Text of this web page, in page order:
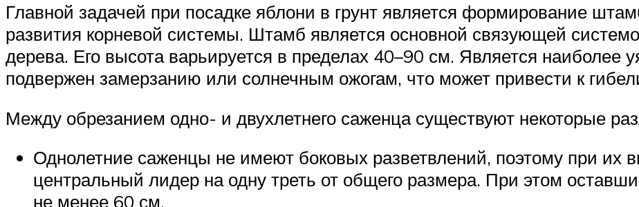
Главной задачей при посадке яблони в грунт является формирование
развития корневой системы. Штамб является основной связующей
дерева. Его высота варьируется в пределах 40–90 см. Является наиболее
подвержен замерзанию или солнечным ожогам, что может привести к
Между обрезанием одно- и двухлетнего саженца существуют некоторые
Однолетние саженцы не имеют боковых разветвлений, поэтому при их
центральный лидер на одну треть от общего размера. При этом
не менее 60 см.